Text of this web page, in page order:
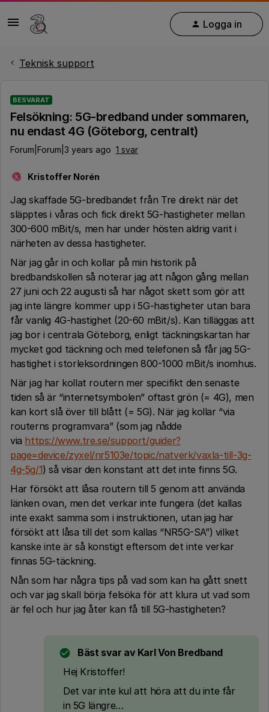
Logga in
Teknisk support
BESVARAT
Felsökning: 5G-bredband under sommaren,
nu endast 4G (Göteborg, centralt)
Forum|Forum|3 years ago 1 svar
K Kristoffer Norén
Jag skaffade 5G-bredbandet från Tre direkt när det
släpptes i våras och fick direkt 5G-hastigheter mellan
300-600 mBit/s, men har under hösten aldrig varit i
närheten av dessa hastigheter.
När jag går in och kollar på min historik på
bredbandskollen så noterar jag att någon gång mellan
27 juni och 22 augusti så har något skett som gör att
jag inte längre kommer upp i 5G-hastigheter utan bara
får vanlig 4G-hastighet (20-60 mBit/s). Kan tilläggas att
jag bor i centrala Göteborg, enligt täckningskartan har
mycket god täckning och med telefonen så får jag 5G-
hastighet i storleksordningen 800-1000 mBit/s inomhus.
När jag har kollat routern mer specifikt den senaste
tiden så är “internetsymbolen” oftast grön (= 4G), men
kan kort slå över till blått (= 5G). När jag kollar “via
routerns programvara” (som jag nådde
via https://www.tre.se/support/guider?
page=device/zyxel/nr5103e/topic/natverk/vaxla-till-3g-
4g-5g/1) så visar den konstant att det inte finns 5G.
Har försökt att låsa routern till 5 genom att använda
länken ovan, men det verkar inte fungera (det kallas
inte exakt samma som i instruktionen, utan jag har
försökt att låsa till det som kallas “NR5G-SA”) vilket
kanske inte är så konstigt eftersom det inte verkar
finnas 5G-täckning.
Nån som har några tips på vad som kan ha gått snett
och var jag skall börja felsöka för att klura ut vad som
är fel och hur jag åter kan få till 5G-hastigheten?
Bäst svar av Karl Von Bredband
Hej Kristoffer!
Det var inte kul att höra att du inte får
in 5G längre…